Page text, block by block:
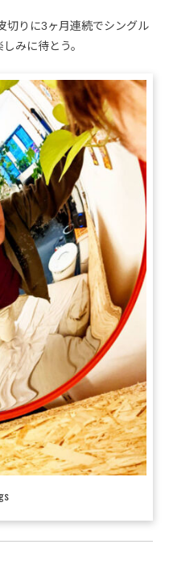
切りに3ヶ月連続でシングル
みに待とう。